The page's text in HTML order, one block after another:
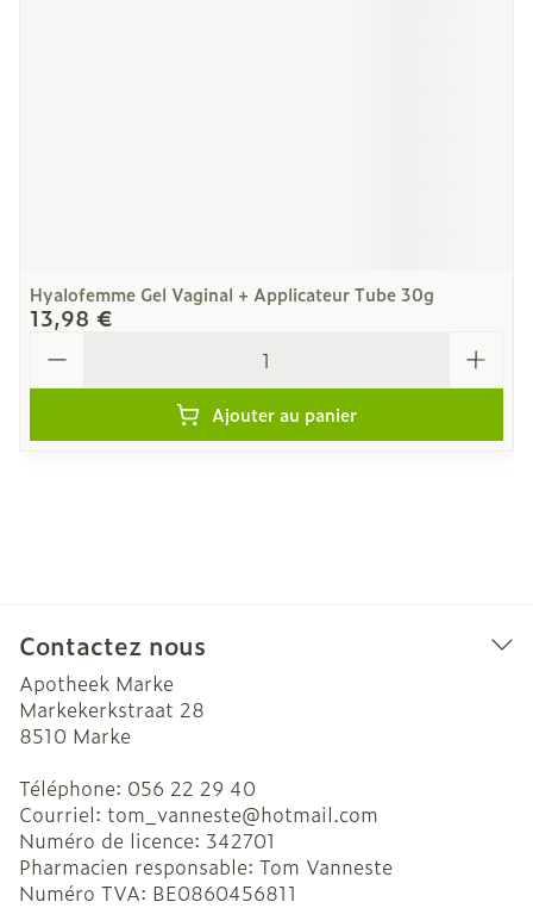
Hyalofemme Gel Vaginal + Applicateur Tube 30g
13,98 €
Ajouter au panier
Contactez nous
Apotheek Marke
Markekerkstraat 28
8510 Marke
Téléphone: 056 22 29 40
Courriel: tom_vanneste@hotmail.com
Numéro de licence: 342701
Pharmacien responsable: Tom Vanneste
Numéro TVA: BE0860456811